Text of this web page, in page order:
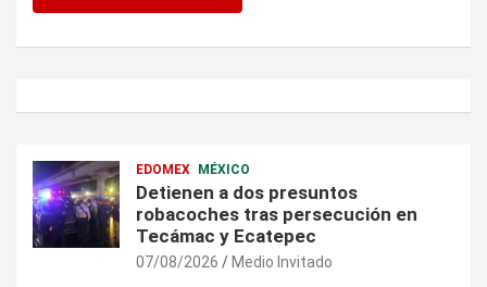
EDOMEX MÉXICO
Detienen a dos presuntos
robacoches tras persecución en
Tecámac y Ecatepec
07/08/2026 Medio Invitado